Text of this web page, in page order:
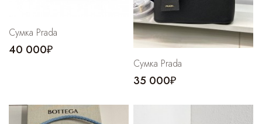
Сумка Prada
40 000₽
Сумка Prada
35 000₽